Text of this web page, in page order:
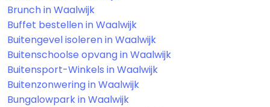
Brunch in Waalwijk
Buffet bestellen in Waalwijk
Buitengevel isoleren in Waalwijk
Buitenschoolse opvang in Waalwijk
Buitensport-Winkels in Waalwijk
Buitenzonwering in Waalwijk
Bungalowpark in Waalwijk